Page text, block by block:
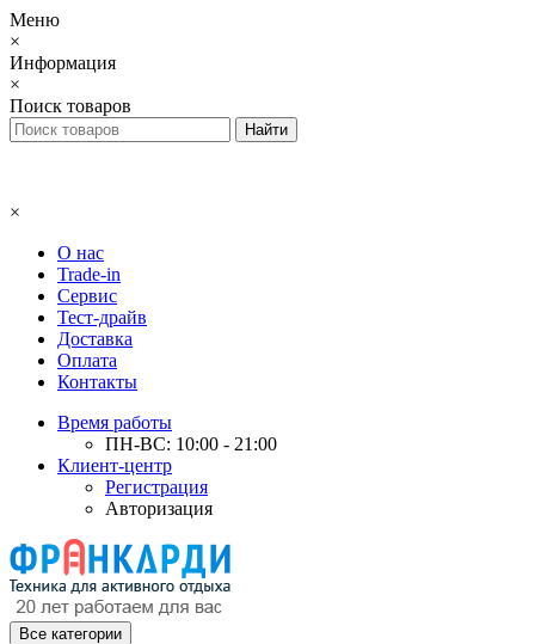
Меню
×
Информация
×
Поиск товаров
×
О нас
Trade-in
Сервис
Тест-драйв
Доставка
Оплата
Контакты
Время работы
ПН-ВС: 10:00 - 21:00
Клиент-центр
Регистрация
Авторизация
Все категории